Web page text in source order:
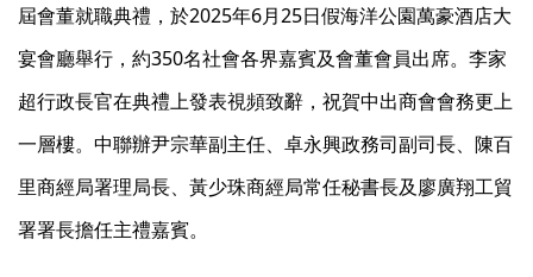
屆會董就職典禮，於2025年6月25日假海洋公園萬豪酒店大
宴會廳舉行，約350名社會各界嘉賓及會董會員出席。李家
超行政長官在典禮上發表視頻致辭，祝賀中出商會會務更上
一層樓。中聯辦尹宗華副主任、卓永興政務司副司長、陳百
里商經局署理局長、黃少珠商經局常任秘書長及廖廣翔工貿
署署長擔任主禮嘉賓。